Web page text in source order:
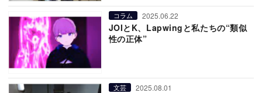
コラム 2025.06.22
JOIとK、Lapwingと私たちの“類似
性の正体”
文芸 2025.08.01